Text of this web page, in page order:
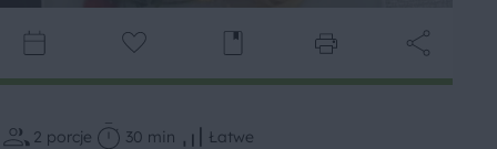
2 porcje 30 min Łatwe